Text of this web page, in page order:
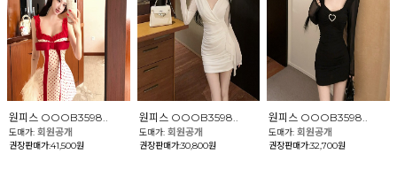
원피스 OOOB3598..
도매가: 회원공개
권장판매가:41,500원
원피스 OOOB3598..
도매가: 회원공개
권장판매가:30,800원
원피스 OOOB3598..
도매가:회원공개
권장판매가:32,700원